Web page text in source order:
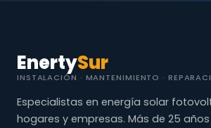
EnertySur
INSTALACIÓN · MANTENIMIENTO ·
Especialistas en energía solar
hogares y empresas. Más de 25